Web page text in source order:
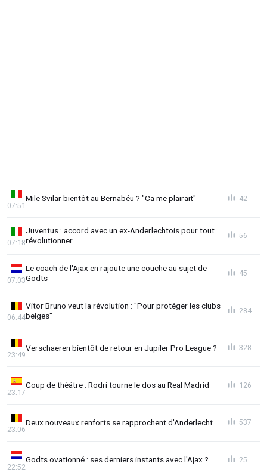
Mile Svilar bientôt au Bernabéu ? "Ca me plairait"
07:51
42
Juventus : accord avec un ex-Anderlechtois pour tout
révolutionner
07:18
56
Le coach de l'Ajax en rajoute une couche au sujet de
Godts
07:03
45
Vitor Bruno veut la révolution : "Pour protéger les clubs
belges"
06:44
284
Verschaeren bientôt de retour en Jupiler Pro League ?
23:49
328
Coup de théâtre : Rodri tourne le dos au Real Madrid
23:17
126
Deux nouveaux renforts se rapprochent d'Anderlecht
23:06
537
Godts ovationné : ses derniers instants avec l'Ajax ?
22:52
25